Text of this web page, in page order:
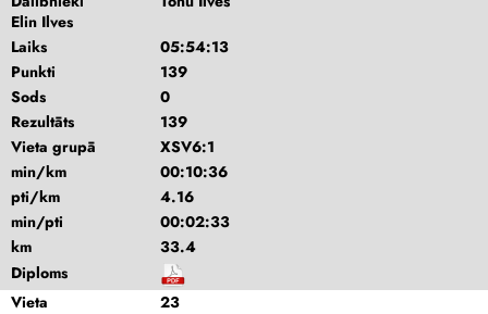
Elin Ilves
Laiks
05:54:13
Punkti
139
Sods
0
Rezultāts
139
Vieta grupā
XSV6:1
min/km
00:10:36
pti/km
4.16
min/pti
00:02:33
km
33.4
Diploms
Vieta
23